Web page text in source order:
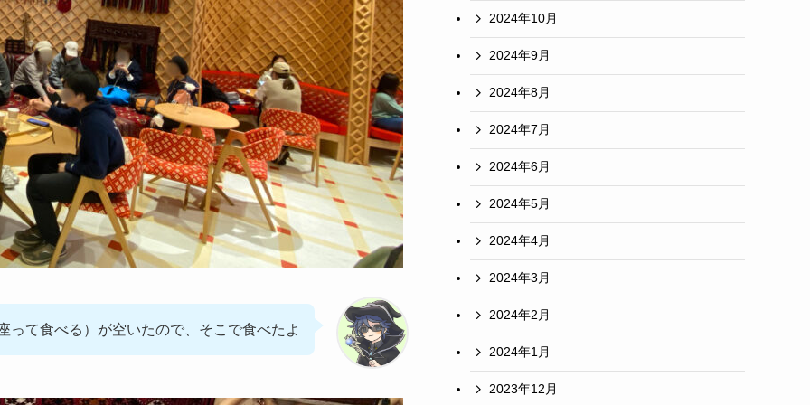
って食べる）が空いたので、そこで食べたよ
2024年10月
2024年9月
2024年8月
2024年7月
2024年6月
2024年5月
2024年4月
2024年3月
2024年2月
2024年1月
2023年12月